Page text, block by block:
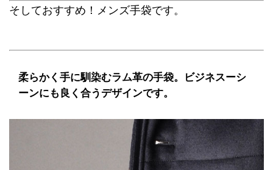
そしておすすめ！メンズ手袋です。
柔らかく手に馴染むラム革の手袋。ビジネスーシ
ーンにも良く合うデザインです。